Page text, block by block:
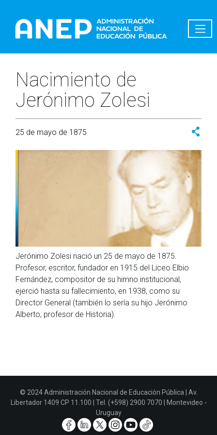
Nacimiento de
Jerónimo Zolesi
25 de mayo de 1875
Jerónimo Zolesi nació un 25 de mayo de 1875.
Profesor, escritor, fundador en 1915 del Liceo Elbio
Fernández, compositor de su himno institucional,
ejerció hasta su fallecimiento, en 1938, como su
Director General (también lo sería su hijo Jerónimo
Alberto, profesor de Historia).
© 2024 Administración Nacional de Educación Pública | Av.
Libertador 1409 CP 11.100 | Tel. (+598) 2900 7070 | Montevideo -
Uruguay